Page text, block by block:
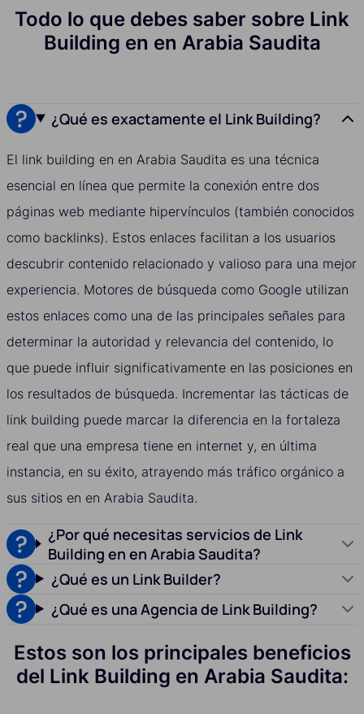
Todo lo que debes saber sobre Link
Building en en Arabia Saudita
¿Qué es exactamente el Link Building?
El link building en en Arabia Saudita es una técnica
esencial en línea que permite la conexión entre dos
páginas web mediante hipervínculos (también conocidos
como backlinks). Estos enlaces facilitan a los usuarios
descubrir contenido relacionado y valioso para una mejor
experiencia. Motores de búsqueda como Google utilizan
estos enlaces como una de las principales señales para
determinar la autoridad y relevancia del contenido, lo
que puede influir significativamente en las posiciones en
los resultados de búsqueda. Incrementar las tácticas de
link building puede marcar la diferencia en la fortaleza
real que una empresa tiene en internet y, en última
instancia, en su éxito, atrayendo más tráfico orgánico a
sus sitios en en Arabia Saudita.
¿Por qué necesitas servicios de Link
Building en en Arabia Saudita?
¿Qué es un Link Builder?
¿Qué es una Agencia de Link Building?
Estos son los principales beneficios
del Link Building en Arabia Saudita: